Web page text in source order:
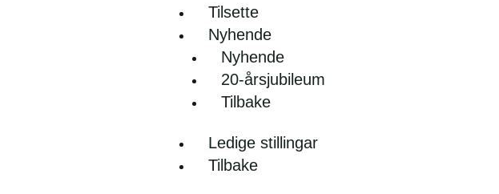
Tilsette
Nyhende
Nyhende
20-årsjubileum
Tilbake
Ledige stillingar
Tilbake